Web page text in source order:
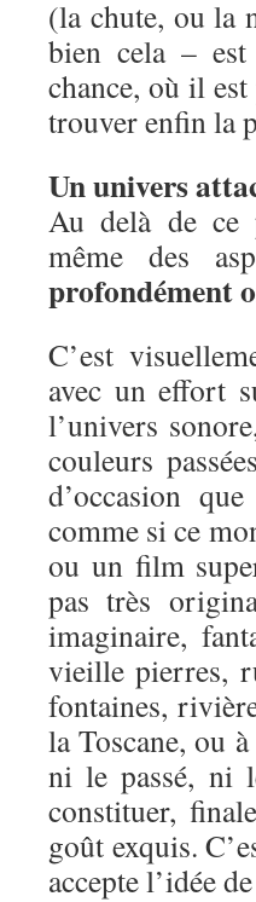
(la chute, ou la
bien cela – est
chance, où il
trouver enfin la
Un univers
Au delà de ce
même des
profondément
C’est
avec un effort
l’univers
couleurs
d’occasion
comme si ce
ou un film
pas très
imaginaire,
vieille pierres,
fontaines,
la Toscane, ou
ni le passé, ni
constituer,
goût exquis.
accepte l’idée